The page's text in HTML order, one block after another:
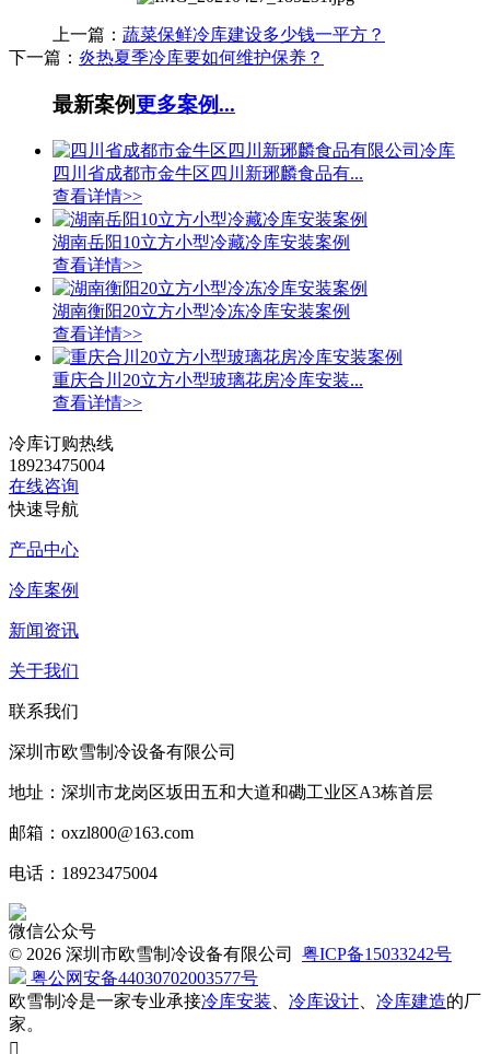
上一篇： 蔬菜保鲜冷库建设多少钱一平方？
下一篇： 炎热夏季冷库要如何维护保养？
最新案例更多案例...
四川省成都市金牛区四川新琊麟食品有...
查看详情>>
湖南岳阳10立方小型冷藏冷库安装案例
查看详情>>
湖南衡阳20立方小型冷冻冷库安装案例
查看详情>>
重庆合川20立方小型玻璃花房冷库安装...
查看详情>>
冷库订购热线
18923475004
在线咨询
快速导航
产品中心
冷库案例
新闻资讯
关于我们
联系我们
深圳市欧雪制冷设备有限公司
地址：深圳市龙岗区坂田五和大道和磡工业区A3栋首层
邮箱：oxzl800@163.com
电话：18923475004
微信公众号
© 2026 深圳市欧雪制冷设备有限公司 粤ICP备15033242号
粤公网安备44030702003577号
欧雪制冷是一家专业承接冷库安装 冷库设计 冷库建造的厂
家。
